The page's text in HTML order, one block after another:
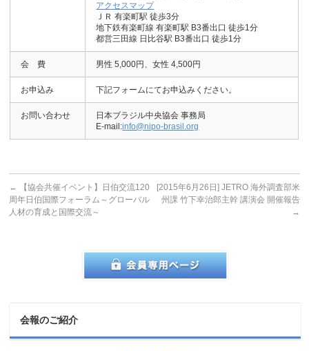
アクセスマップ
ＪＲ 有楽町駅 徒歩3分
地下鉄有楽町線 有楽町駅 B3番出口 徒歩1分
都営三田線 日比谷駅 B3番出口 徒歩1分
会 費 男性 5,000円、女性 4,500円
お申込み 下記フォームにてお申込みください。
お問い合わせ
日本ブラジル中央協会 事務局
E-mail:info@nipo-brasil.org
←
【協会共催イベント】日伯交流120
周年日伯国際フォーラム～グローバル
人材の育成と国際交流～
[2015年6月26日] JETRO 海外調査部米
州課 竹下幸治郎主幹 講演会 開催報告
→
会報のご紹介